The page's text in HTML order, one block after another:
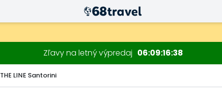
Zľavy na letný výpredaj 06 09 16 37
THE LINE Santorini